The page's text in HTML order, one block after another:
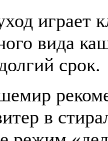
играет
вида
срок.
в